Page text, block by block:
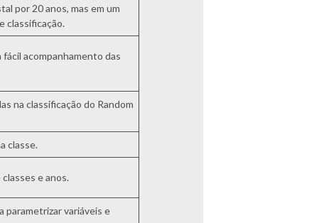
por 20 anos, mas em um
classificação.
acompanhamento das
na classificação do Random
classe.
e anos.
parametrizar variáveis e